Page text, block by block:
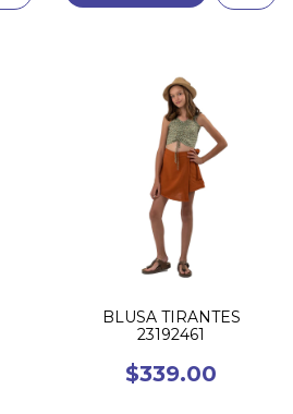
BLUSA TIRANTES
23192461
$339.00